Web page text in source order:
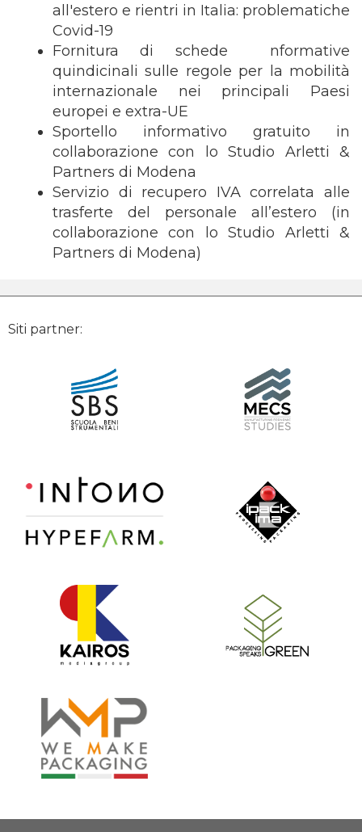
all'estero e rientri in Italia: problematiche
Covid-19
Fornitura di schede nformative
quindicinali sulle regole per la mobilità
internazionale nei principali Paesi
europei e extra-UE
Sportello informativo gratuito in
collaborazione con lo Studio Arletti &
Partners di Modena
Servizio di recupero IVA correlata alle
trasferte del personale all’estero (in
collaborazione con lo Studio Arletti &
Partners di Modena)
Siti partner: